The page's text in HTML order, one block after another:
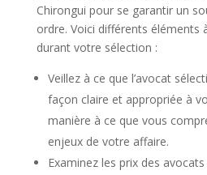
Chirongui pour se garantir un
ordre. Voici différents éléments
durant votre sélection :
Veillez à ce que l’avocat
façon claire et appropriée à
manière à ce que vous
enjeux de votre affaire.
Examinez les prix des